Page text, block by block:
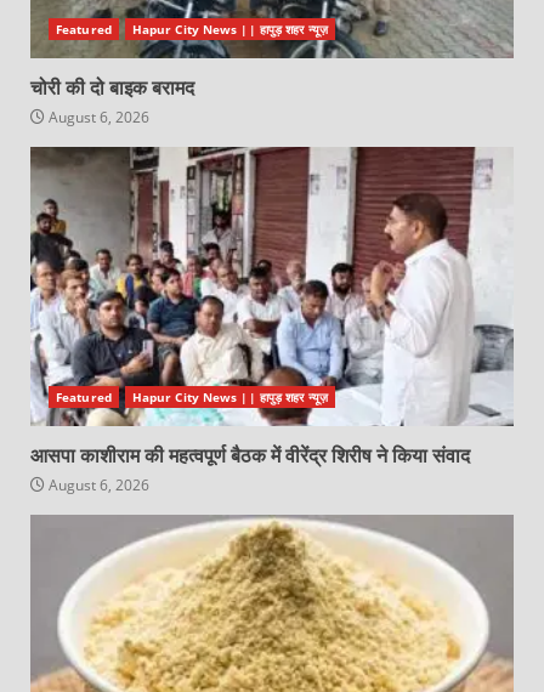
Featured Hapur City News || हापुड़ शहर न्यूज़
चोरी की दो बाइक बरामद
August 6, 2026
Featured Hapur City News || हापुड़ शहर न्यूज़
आसपा काशीराम की महत्वपूर्ण बैठक में वीरेंद्र शिरीष ने किया संवाद
August 6, 2026